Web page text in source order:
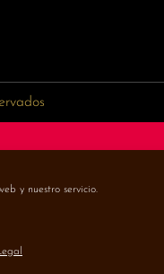
y nuestro servicio.